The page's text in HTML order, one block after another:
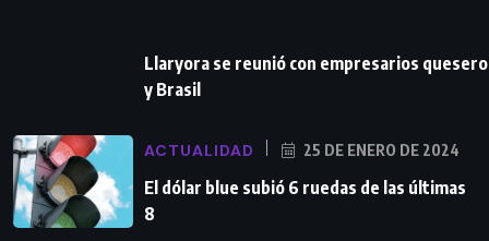
Llaryora se reunió con empresarios
y Brasil
ACTUALIDAD 25 DE ENERO DE 2024
El dólar blue subió 6 ruedas de las últimas
8